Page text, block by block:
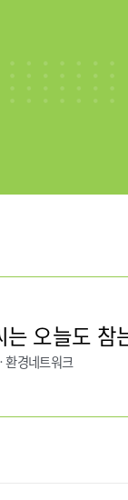
는 오늘도 참
환경네트워크